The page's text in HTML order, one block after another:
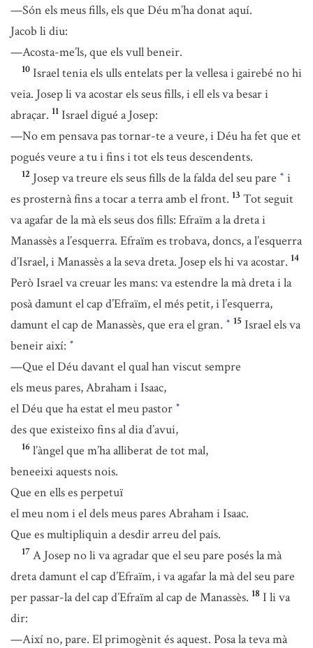
—Són els meus fills, els que Déu m’ha donat aquí.
Jacob li diu:
—Acosta-me’ls, que els vull beneir.
10 Israel tenia els ulls entelats per la vellesa i gairebé no hi
veia. Josep li va acostar els seus fills, i ell els va besar i
abraçar. 11 Israel digué a Josep:
—No em pensava pas tornar-te a veure, i Déu ha fet que et
pogués veure a tu i fins i tot els teus descendents.
12 Josep va treure els seus fills de la falda del seu pare * i
es prosternà fins a tocar a terra amb el front. 13 Tot seguit
va agafar de la mà els seus dos fills: Efraïm a la dreta i
Manassès a l’esquerra. Efraïm es trobava, doncs, a l’esquerra
d’Israel, i Manassès a la seva dreta. Josep els hi va acostar. 14
Però Israel va creuar les mans: va estendre la mà dreta i la
posà damunt el cap d’Efraïm, el més petit, i l’esquerra,
damunt el cap de Manassès, que era el gran. * 15 Israel els va
beneir així: *
—Que el Déu davant el qual han viscut sempre
els meus pares, Abraham i Isaac,
el Déu que ha estat el meu pastor *
des que existeixo fins al dia d’avui,
16 l’àngel que m’ha alliberat de tot mal,
beneeixi aquests nois.
Que en ells es perpetuï
el meu nom i el dels meus pares Abraham i Isaac.
Que es multipliquin a desdir arreu del país.
17 A Josep no li va agradar que el seu pare posés la mà
dreta damunt el cap d’Efraïm, i va agafar la mà del seu pare
per passar-la del cap d’Efraïm al cap de Manassès. 18 I li va
dir:
—Així no, pare. El primogènit és aquest. Posa la teva mà